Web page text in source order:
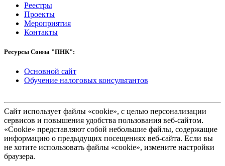
Реестры
Проекты
Мероприятия
Контакты
Ресурсы Союза "ПНК":
Основной сайт
Обучение налоговых консультантов
Сайт использует файлы «cookie», с целью персонализации
сервисов и повышения удобства пользования веб-сайтом.
«Cookie» представляют собой небольшие файлы, содержащие
информацию о предыдущих посещениях веб-сайта. Если вы
не хотите использовать файлы «cookie», измените настройки
браузера.